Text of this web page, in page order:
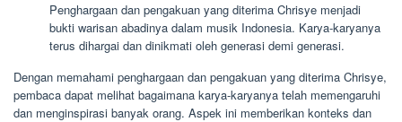
Penghargaan dan pengakuan yang diterima Chrisye menjadi
bukti warisan abadinya dalam musik Indonesia. Karya-karyanya
terus dihargai dan dinikmati oleh generasi demi generasi.
Dengan memahami penghargaan dan pengakuan yang diterima Chrisye,
pembaca dapat melihat bagaimana karya-karyanya telah memengaruhi
dan menginspirasi banyak orang. Aspek ini memberikan konteks dan